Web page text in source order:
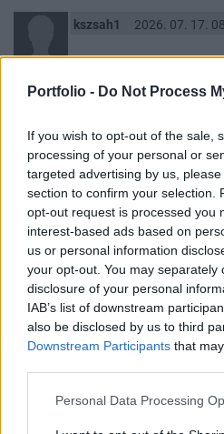
Portfolio - Do Not Process
If you wish to opt-out of the sale,
processing of your personal or
targeted advertising by us,
section to confirm your selection.
opt-out request is processed you
interest-based ads based on
us or personal information
your opt-out. You may separately
disclosure of your personal
IAB’s list of downstream
also be disclosed by us to third
Downstream Participants that
Personal Data Processing
kszsah1 2026. 07. 17.
7vége van ... árfolyam csökkenés
ha nem lesz forgalom
1 1
kszsah1 2026. 07. 16.
túlértékelt a lufi árfolyama , de
kszsah1 2026. 07. 16.